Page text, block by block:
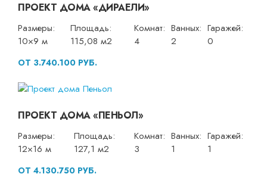
ПРОЕКТ ДОМА «ДИРАЕЛИ»
Размеры:
10×9 м
Площадь:
115,08 м2
Комнат:
4
Ванных:
2
Гаражей:
0
ОТ 3.740.100 РУБ.
ПРОЕКТ ДОМА «ПЕНЬОЛ»
Размеры:
12×16 м
Площадь:
127,1 м2
Комнат:
3
Ванных:
1
Гаражей:
1
ОТ 4.130.750 РУБ.